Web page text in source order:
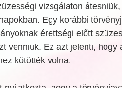
vizsgálaton
Egy korábbi
érettségi előtt
venniük. Ez azt jelenti, hogy
kötötték volna.